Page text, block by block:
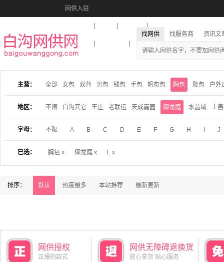
网供入驻
收藏本站
找网供 找服务商 资讯文
主营： 全部 女包 双背 男包 钱包 手包 帆布包 胸包 腰包 户外
地区： 不限 白沟其它 王庄 老联运 天成嘉园 御龙庭 水晶域 上
字母： 不限 A B C D E F G H J
已选： 胸包 x 御龙庭 x L x
排序： 默认 热度最多 本站推荐 最新更新
网供授权
正爆的款式
网供无障碍退换货
放心拿货 贴心服务